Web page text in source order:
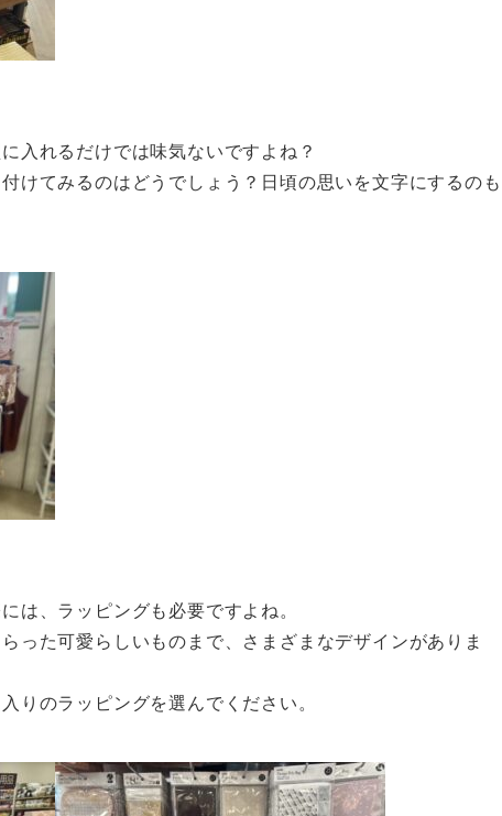
入れるだけでは味気ないですよね？
けてみるのはどうでしょう？日頃の思いを文字にするのも
は、ラッピングも必要ですよね。
った可愛らしいものまで、さまざまなデザインがありま
りのラッピングを選んでください。